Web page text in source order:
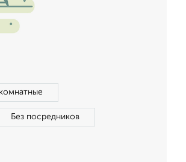
Без посредников